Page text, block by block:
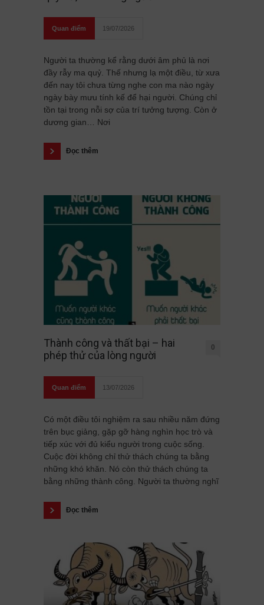
Quan điểm 19/07/2026
Người ta thường kể rằng dưới âm phủ là nơi
đầy rẫy ma quỷ. Thế nhưng lạ một điều, từ xưa
đến nay tôi chưa từng nghe con ma nào ngày
ngày bày mưu tính kế để hại người. Chúng chỉ
tồn tại trong nỗi sợ của trí tưởng tượng. Còn ở
dương gian… Nơi
Đọc thêm
Thành công và thất bại – hai
phép thử của lòng người
0
Quan điểm 13/07/2026
Có một điều tôi nghiệm ra sau nhiều năm đứng
trên bục giảng, gặp gỡ hàng nghìn học trò và
tiếp xúc với đủ kiểu người trong cuộc sống.
Cuộc đời không chỉ thử thách chúng ta bằng
những khó khăn. Nó còn thử thách chúng ta
bằng những thành công. Người ta thường nghĩ
Đọc thêm